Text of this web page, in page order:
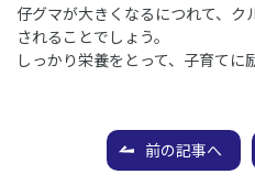
仔グマが大きくなるにつれて、ク
されることでしょう。
しっかり栄養をとって、子育てに
前の記事へ